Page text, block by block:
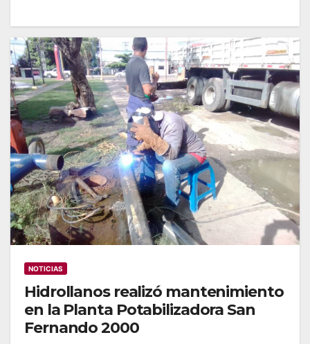
NOTICIAS
Hidrollanos realizó mantenimiento
en la Planta Potabilizadora San
Fernando 2000